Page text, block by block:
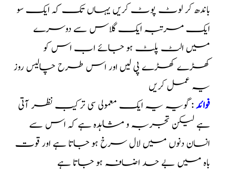
باندھ کر لوٹ پوٹ کریں یہاں تک کہ ایک سو
ایک مرتبہ ایک گلاس سے دوسرے
میں الٹ پلٹ ہو جائے اب اس کو
کھڑے کھڑے پی لیں اور اس طرح چالیس روز
یہ عمل کریں
فوائد: گویہ یہ ایک معمولی سی ترکیب نظر آتی
ہے لیکن تجربہ و مشاہدہ ہے کہ اس سے
انسان دنوں میں لال سرخ ہو جاتا ہے اور قوت
باہ میں بے حد اضافہ ہو جاتا ہے